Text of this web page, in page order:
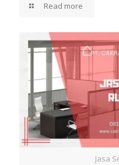
Read more
Jasa